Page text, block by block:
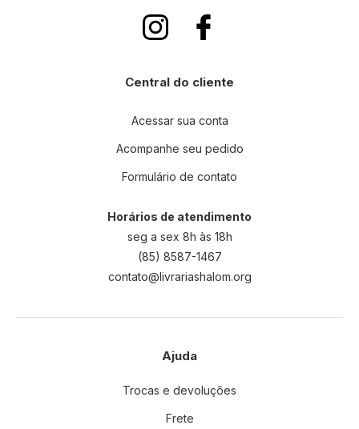
Central do cliente
Acessar sua conta
Acompanhe seu pedido
Formulário de contato
Horários de atendimento
seg a sex 8h às 18h
(85) 8587-1467
contato@livrariashalom.org
Ajuda
Trocas e devoluções
Frete